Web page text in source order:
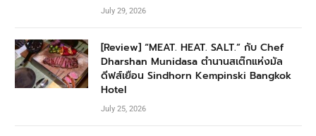
July 29, 2026
[Review] “MEAT. HEAT. SALT.” กับ Chef
Dharshan Munidasa ตำนานสเต๊กแห่งมัล
ดีฟส์เยือน Sindhorn Kempinski Bangkok
Hotel
July 25, 2026